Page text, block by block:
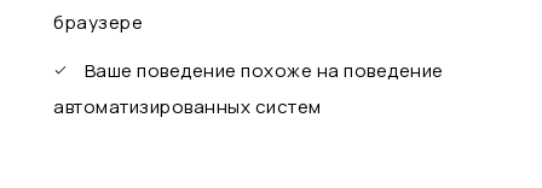
браузере
Ваше поведение похоже на поведение
автоматизированных систем